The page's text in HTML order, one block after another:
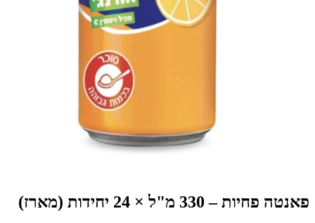
פאנטה פחיות – 330 מ"ל × 24 יחידות (מארז)